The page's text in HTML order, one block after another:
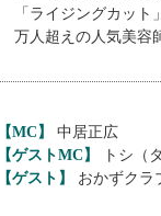
「ライジングカッ
万人超えの人気美容
【MC】
中居正広
【ゲストMC】
トシ（
【ゲスト】
おかずクラ